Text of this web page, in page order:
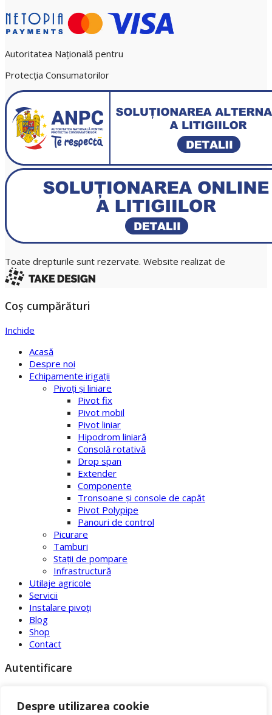
Despre utilizarea cookie
Autoritatea Națională pentru
Protecția Consumatorilor
Toate drepturile sunt rezervate. Website realizat de
Coș cumpărături
Inchide
Acasă
Despre noi
Echipamente irigaţii
Pivoţi şi liniare
Pivot fix
Pivot mobil
Pivot liniar
Hipodrom liniară
Consolă rotativă
Drop span
Extender
Componente
Tronsoane şi console de capăt
Pivot Polypipe
Panouri de control
Picurare
Tamburi
Staţii de pompare
Infrastructură
Utilaje agricole
Servicii
Instalare pivoți
Blog
Shop
Contact
Autentificare